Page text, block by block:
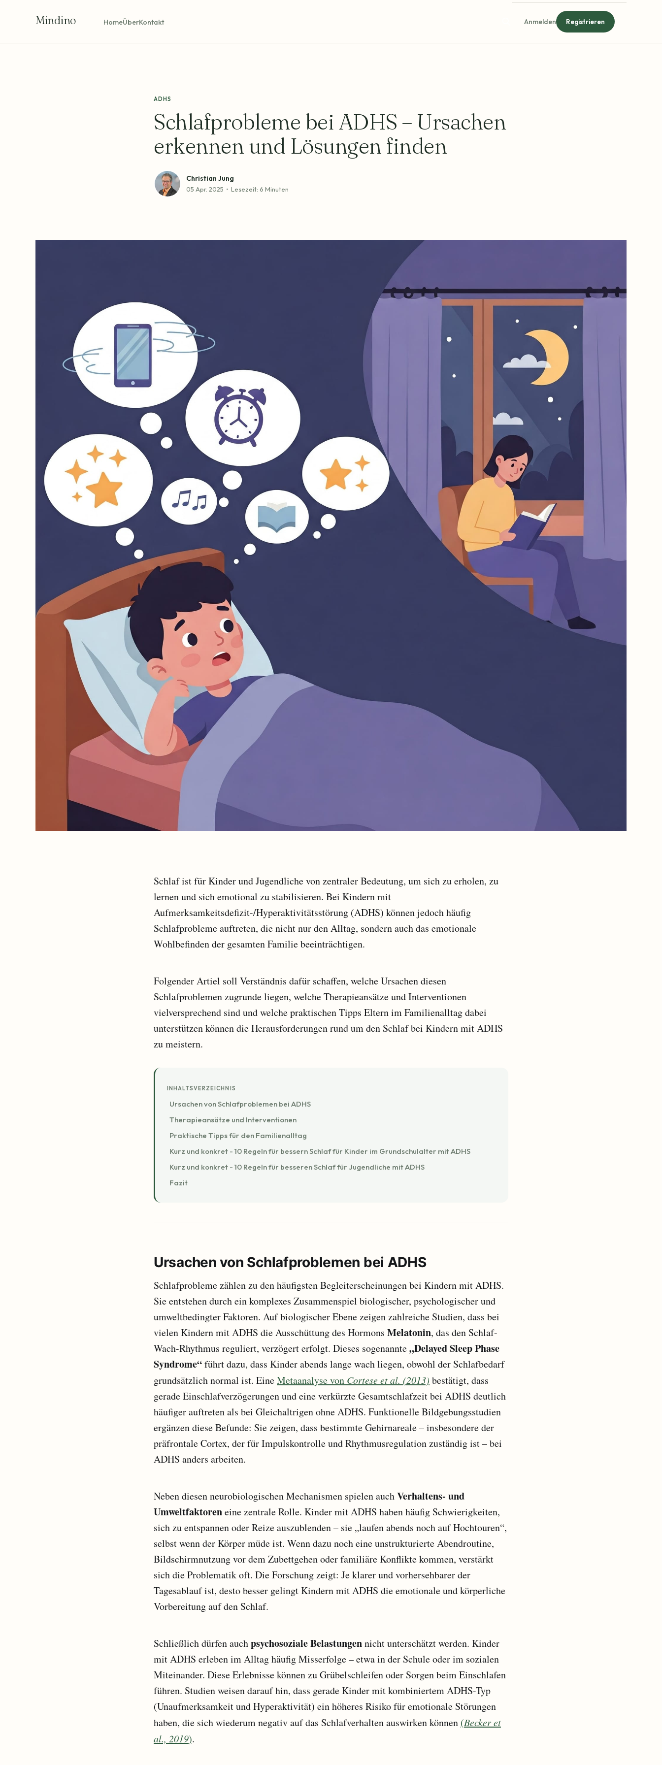
Mindino HomeÜberKontakt Anmelden Registrieren
ADHS
Schlafprobleme bei ADHS – Ursachen
erkennen und Lösungen finden
Christian Jung
05 Apr. 2025 • Lesezeit: 6 Minuten
Schlaf ist für Kinder und Jugendliche von zentraler Bedeutung, um sich zu erholen, zu
lernen und sich emotional zu stabilisieren. Bei Kindern mit
Aufmerksamkeitsdefizit-/Hyperaktivitätsstörung (ADHS) können jedoch häufig
Schlafprobleme auftreten, die nicht nur den Alltag, sondern auch das emotionale
Wohlbefinden der gesamten Familie beeinträchtigen.
Folgender Artiel soll Verständnis dafür schaffen, welche Ursachen diesen
Schlafproblemen zugrunde liegen, welche Therapieansätze und Interventionen
vielversprechend sind und welche praktischen Tipps Eltern im Familienalltag dabei
unterstützen können die Herausforderungen rund um den Schlaf bei Kindern mit ADHS
zu meistern.
INHALTSVERZEICHNIS
Ursachen von Schlafproblemen bei ADHS
Therapieansätze und Interventionen
Praktische Tipps für den Familienalltag
Kurz und konkret - 10 Regeln für bessern Schlaf für Kinder im Grundschulalter mit ADHS
Kurz und konkret - 10 Regeln für besseren Schlaf für Jugendliche mit ADHS
Fazit
Ursachen von Schlafproblemen bei ADHS
Schlafprobleme zählen zu den häufigsten Begleiterscheinungen bei Kindern mit ADHS.
Sie entstehen durch ein komplexes Zusammenspiel biologischer, psychologischer und
umweltbedingter Faktoren. Auf biologischer Ebene zeigen zahlreiche Studien, dass bei
vielen Kindern mit ADHS die Ausschüttung des Hormons Melatonin, das den Schlaf-
Wach-Rhythmus reguliert, verzögert erfolgt. Dieses sogenannte„Delayed Sleep Phase
Syndrome“führt dazu, dass Kinder abends lange wach liegen, obwohl der Schlafbedarf
grundsätzlich normal ist. EineMetaanalyse von Cortese et al. (2013) bestätigt, dass
gerade Einschlafverzögerungen und eine verkürzte Gesamtschlafzeit bei ADHS deutlich
häufiger auftreten als bei Gleichaltrigen ohne ADHS. Funktionelle Bildgebungsstudien
ergänzen diese Befunde: Sie zeigen, dass bestimmte Gehirnareale – insbesondere der
präfrontale Cortex, der für Impulskontrolle und Rhythmusregulation zuständig ist – bei
ADHS anders arbeiten.
Neben diesen neurobiologischen Mechanismen spielen auchVerhaltens- und
Umweltfaktoreneine zentrale Rolle. Kinder mit ADHS haben häufig Schwierigkeiten,
sich zu entspannen oder Reize auszublenden – sie „laufen abends noch auf Hochtouren“,
selbst wenn der Körper müde ist. Wenn dazu noch eine unstrukturierte Abendroutine,
Bildschirmnutzung vor dem Zubettgehen oder familiäre Konflikte kommen, verstärkt
sich die Problematik oft. Die Forschung zeigt: Je klarer und vorhersehbarer der
Tagesablauf ist, desto besser gelingt Kindern mit ADHS die emotionale und körperliche
Vorbereitung auf den Schlaf.
Schließlich dürfen auchpsychosoziale Belastungennicht unterschätzt werden. Kinder
mit ADHS erleben im Alltag häufig Misserfolge – etwa in der Schule oder im sozialen
Miteinander. Diese Erlebnisse können zu Grübelschleifen oder Sorgen beim Einschlafen
führen. Studien weisen darauf hin, dass gerade Kinder mit kombiniertem ADHS-Typ
(Unaufmerksamkeit und Hyperaktivität) ein höheres Risiko für emotionale Störungen
haben, die sich wiederum negativ auf das Schlafverhalten auswirken können (Becker et
al., 2019).